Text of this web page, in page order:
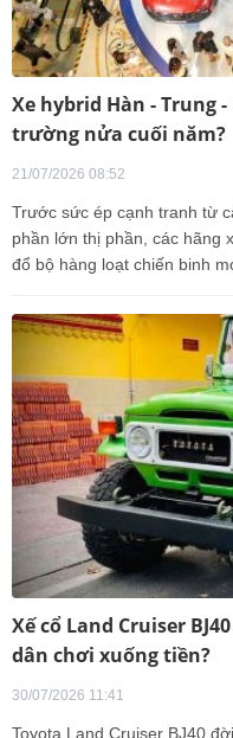
Xe hybrid Hàn - Trung
trường nửa cuối năm?
21/07/2026 08:52
Trước sức ép cạnh tranh từ
phần lớn thị phần, các hãng
đổ bộ hàng loạt chiến binh
Xế cổ Land Cruiser
dân chơi xuống tiền?
30/07/2026 11:41
Toyota Land Cruiser BJ40